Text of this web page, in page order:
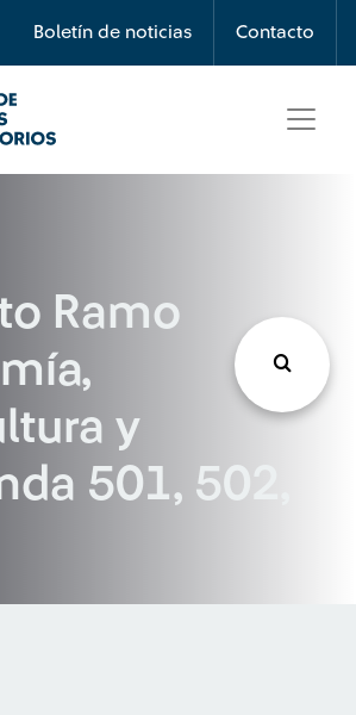
Boletín de noticias Contacto
Ramo
y
501, 502,